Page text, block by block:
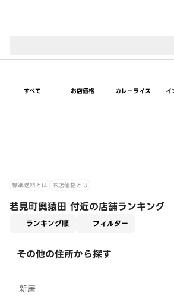
すべて お店価格 カレーライス イ
標準送料とは お店価格とは
若見町奥猿田 付近の店舗ランキング
ランキング順 フィルター
その他の住所から探す
新居